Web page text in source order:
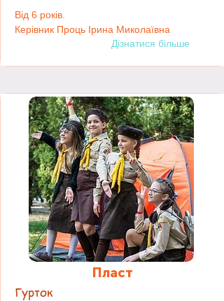
Від 6 років.
Керівник Проць Ірина Миколаївна
Дізнатися більше
Пласт
Гурток